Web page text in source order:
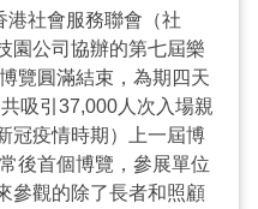
能，體驗另類的復康運
也很受歡迎，例如眼底
系統生成初步篩查結
變、青光眼、黃斑病
心腦血管，甚至猝死等
技亦推陳出新，「樂齡
最大型的樂齡科技公眾
社會服務聯會（社
園公司協辦的第七屆樂
覽圓滿結束，為期四天
吸引37,000人次入場親
冠疫情時期）上一屆博
後首個博覽，參展單位
參觀的除了長者和照顧